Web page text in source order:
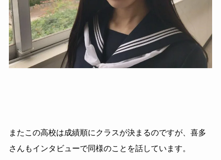
またこの高校は成績順にクラスが決まるのですが、喜多
さんもインタビューで同様のことを話しています。